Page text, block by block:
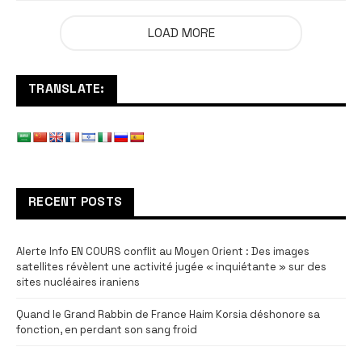
LOAD MORE
TRANSLATE:
RECENT POSTS
Alerte Info EN COURS conflit au Moyen Orient : Des images
satellites révèlent une activité jugée « inquiétante » sur des
sites nucléaires iraniens
Quand le Grand Rabbin de France Haim Korsia déshonore sa
fonction, en perdant son sang froid